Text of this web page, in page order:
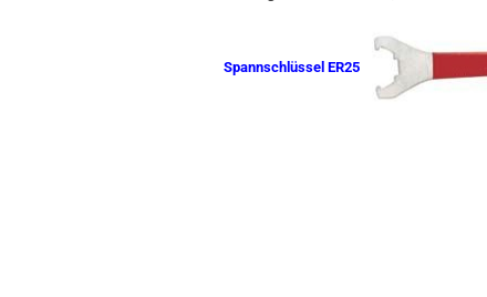
Spannschlüssel ER25